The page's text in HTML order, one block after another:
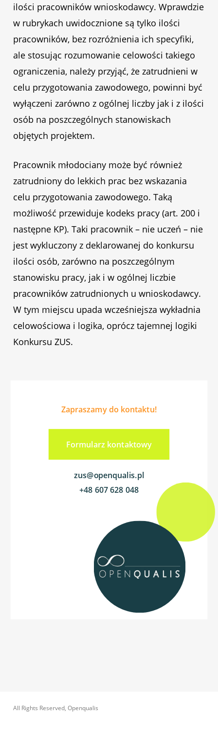
ilości pracowników wnioskodawcy. Wprawdzie
w rubrykach uwidocznione są tylko ilości
pracowników, bez rozróżnienia ich specyfiki,
ale stosując rozumowanie celowości takiego
ograniczenia, należy przyjąć, że zatrudnieni w
celu przygotowania zawodowego, powinni być
wyłączeni zarówno z ogólnej liczby jak i z ilości
osób na poszczególnych stanowiskach
objętych projektem.
Pracownik młodociany może być również
zatrudniony do lekkich prac bez wskazania
celu przygotowania zawodowego. Taką
możliwość przewiduje kodeks pracy (art. 200 i
następne KP). Taki pracownik – nie uczeń – nie
jest wykluczony z deklarowanej do konkursu
ilości osób, zarówno na poszczególnym
stanowisku pracy, jak i w ogólnej liczbie
pracowników zatrudnionych u wnioskodawcy.
W tym miejscu upada wcześniejsza wykładnia
celowościowa i logika, oprócz tajemnej logiki
Konkursu ZUS.
Zapraszamy do kontaktu!
Formularz kontaktowy
zus@openqualis.pl
+48 607 628 048
All Rights Reserved, Openqualis